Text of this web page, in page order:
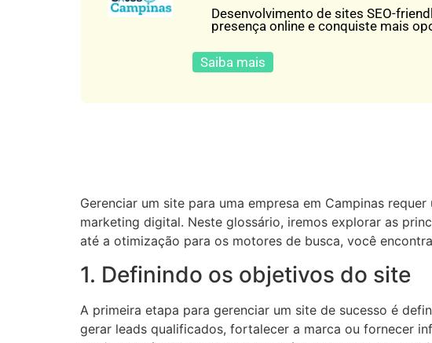
Desenvolvimento de sites SEO-
presença online e conquiste mais
Saiba mais
Gerenciar um site para uma empresa em Campinas
marketing digital. Neste glossário, iremos explorar as
até a otimização para os motores de busca, você
1. Definindo os objetivos do site
A primeira etapa para gerenciar um site de sucesso é
gerar leads qualificados, fortalecer a marca ou fornecer